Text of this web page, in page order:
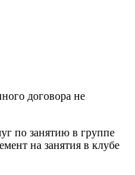
договора не
по занятию в группе
на занятия в клубе